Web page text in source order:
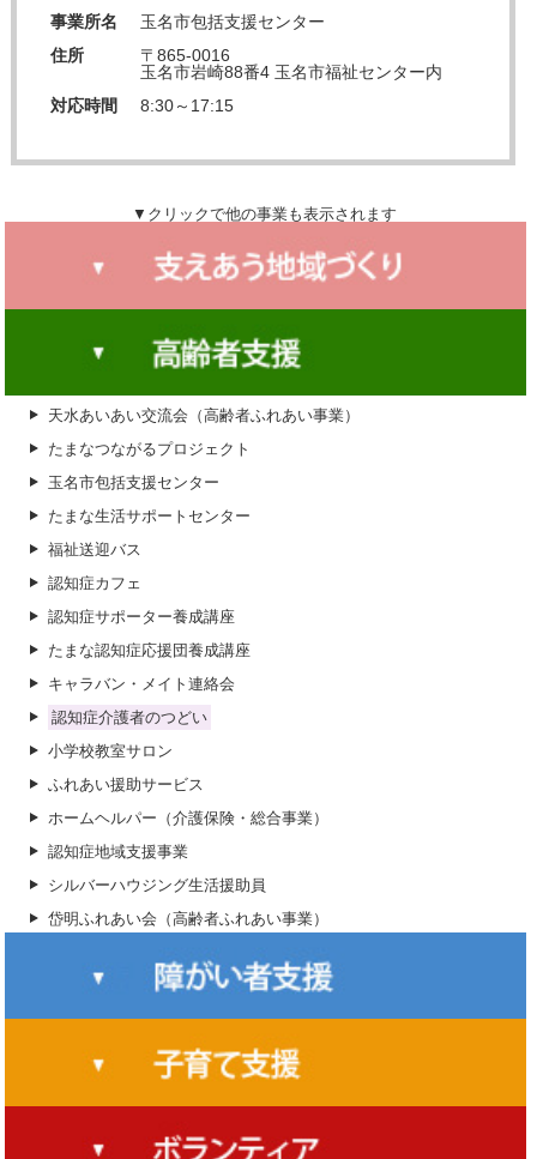
事業所名
玉名市包括支援センター
住所
〒865-0016
玉名市岩崎88番4 玉名市福祉センター内
対応時間
8:30～17:15
▼クリックで他の事業も表示されます
地域福祉活動計画
地域福祉座談会
天水福祉まつり
福祉功労者
福祉協力員
ふれあいネットワーク（校区社協）
地域福祉団体合同研修会
横島福祉まつり
岱明福祉まつり
生活支援体制整備事業（生活支援コーディネーター）
ふれ愛一本松交流館ふれあい活動（高齢者と児童のふれあい事
業）
天水あいあい交流会（高齢者ふれあい事業）
たまなつながるプロジェクト
玉名市包括支援センター
たまな生活サポートセンター
福祉送迎バス
認知症カフェ
認知症サポーター養成講座
たまな認知症応援団養成講座
キャラバン・メイト連絡会
認知症介護者のつどい
小学校教室サロン
ふれあい援助サービス
ホームヘルパー（介護保険・総合事業）
認知症地域支援事業
シルバーハウジング生活援助員
岱明ふれあい会（高齢者ふれあい事業）
ホームヘルパー（障害福祉サービス）
親子育ちの応援学級